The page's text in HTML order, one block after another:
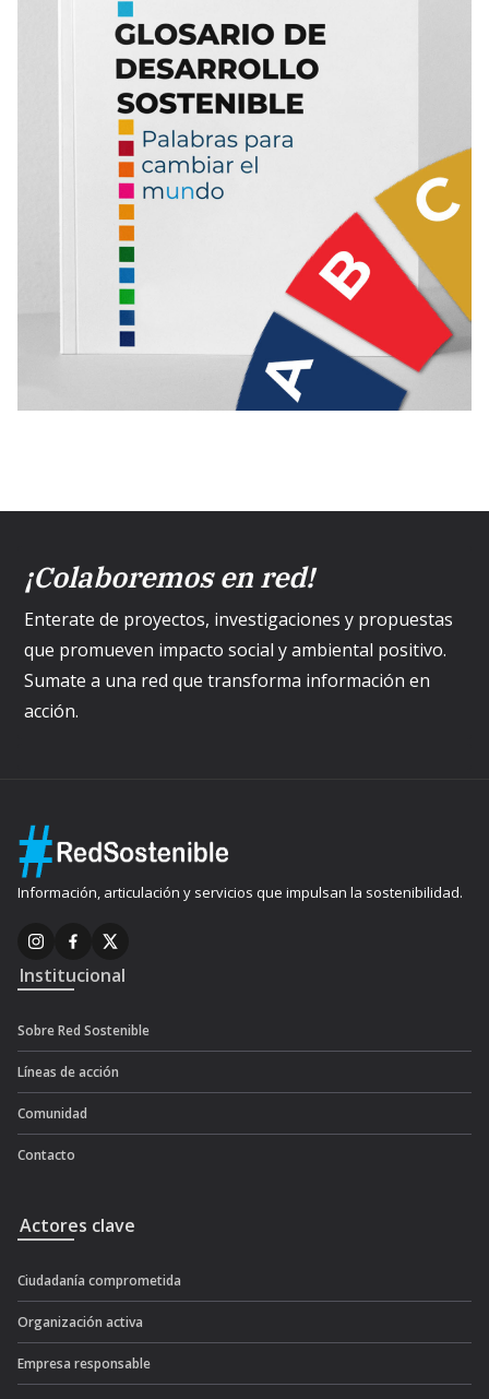
¡Colaboremos en red!
Enterate de proyectos, investigaciones y propuestas
que promueven impacto social y ambiental positivo.
Sumate a una red que transforma información en
acción.
Información, articulación y servicios que impulsan la sostenibilidad.
Institucional
Sobre Red Sostenible
Líneas de acción
Comunidad
Contacto
Actores clave
Ciudadanía comprometida
Organización activa
Empresa responsable